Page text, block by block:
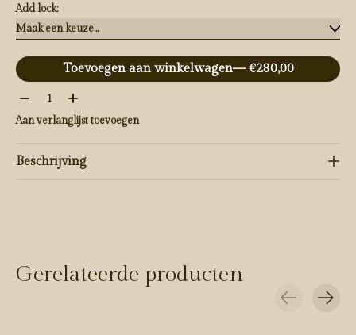
Add lock:
Toevoegen aan winkelwagen
— €280,00
Aantal:
Aan verlanglijst toevoegen
Beschrijving
Gerelateerde producten